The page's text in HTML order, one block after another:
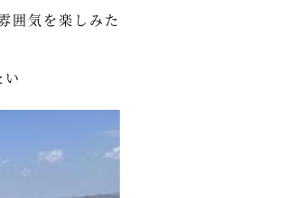
囲気を楽しみた